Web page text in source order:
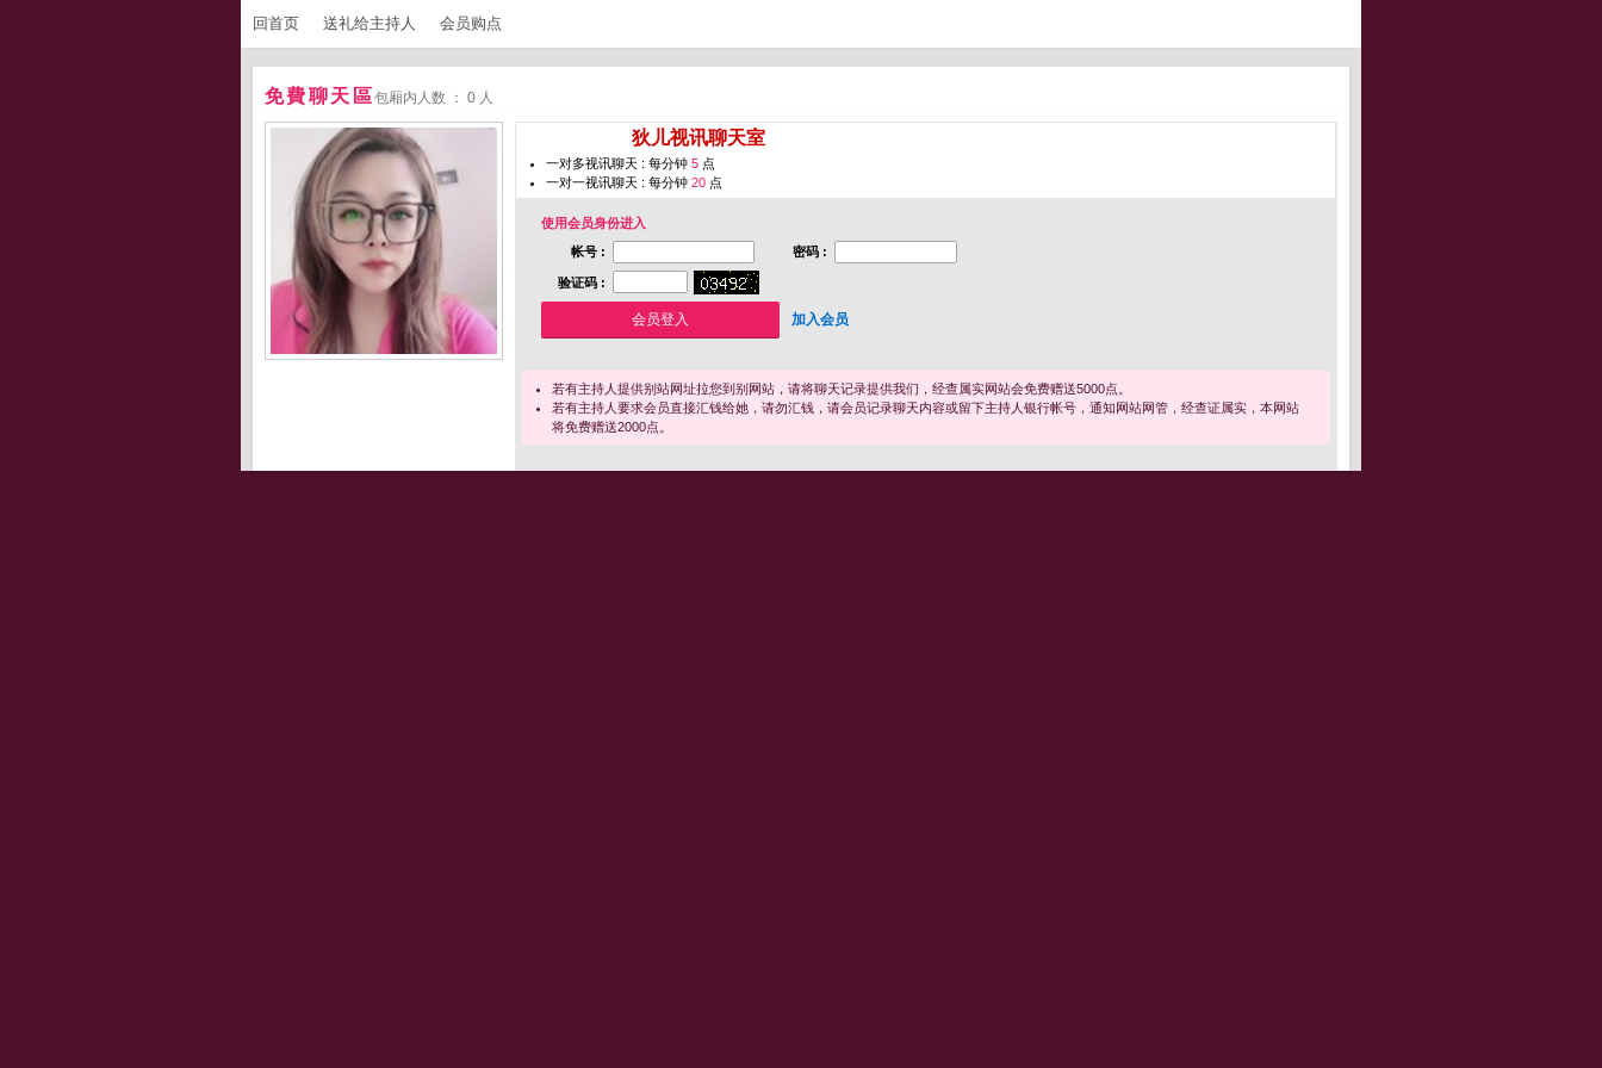
回首页 送礼给主持人 会员购点
免費聊天區包厢内人数 ： 0 人
狄儿视讯聊天室
一对多视讯聊天 : 每分钟 5 点
一对一视讯聊天 : 每分钟 20 点
使用会员身份进入
帐号 :
密码 :
验证码 :
加入会员
若有主持人提供别站网址拉您到别网站，请将聊天记录提供我们，经查属实网站会免费赠送5000点。
若有主持人要求会员直接汇钱给她，请勿汇钱，请会员记录聊天内容或留下主持人银行帐号，通知网站网管，经查证属实，本网站
将免费赠送2000点。